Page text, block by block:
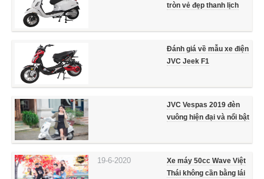
tròn vẻ đẹp thanh lịch
Đánh giá về mẫu xe điện
JVC Jeek F1
JVC Vespas 2019 đèn
vuông hiện đại và nổi bật
Xe máy 50cc Wave Việt
Thái không cần bằng lái
19-6-2020